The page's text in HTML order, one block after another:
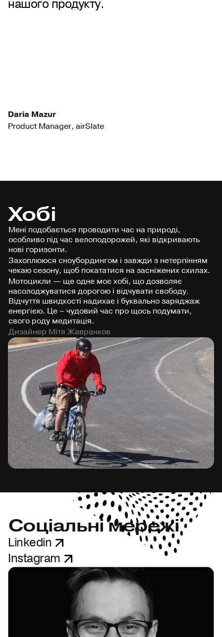
нашого продукту.
Daria Mazur
Product Manager, airSlate
Хобі
Мені подобається проводити час на природі,
особливо під час велоподорожей, які відкривають
нові горизонти.
Захоплююся сноубордингом і завжди з нетерпінням
чекаю сезону, щоб покататися на засніжених схилах.
Мотоцикли — ще одне моє хобі, що дозволяє
насолоджуватися дорогою і відчувати свободу.
Відчуття швидкості надихає і буквально заряджаж
енергією. Це – чудовий час про щось подумати,
свого роду медитація.
Дизайнер Мітя Жавранков
Соціальні мережі
Linkedin
Instagram